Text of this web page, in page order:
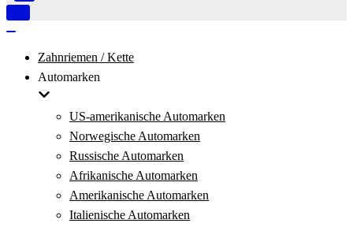
Navigation
Zahnriemen / Kette
Automarken
US-amerikanische Automarken
Norwegische Automarken
Russische Automarken
Afrikanische Automarken
Amerikanische Automarken
Italienische Automarken